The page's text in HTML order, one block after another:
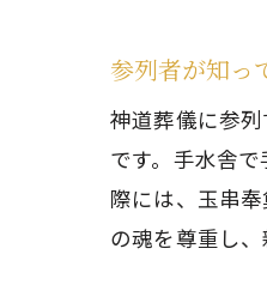
参列者が知っ
神道葬儀に参
です。手水舎
際には、玉串
の魂を尊重し